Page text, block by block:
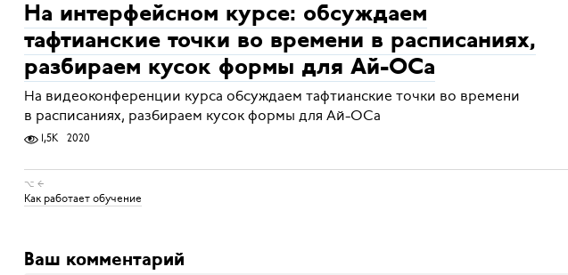
На интерфейсном курсе: обсуждаем
тафтианские точки во времени в расписаниях,
разбираем кусок формы для Ай-ОСа
На видеоконференции курса обсуждаем тафтианские точки во времени
в расписаниях, разбираем кусок формы для Ай-ОСа
1,5K 2020
⌥ ←
Как работает обучение
Ваш комментарий